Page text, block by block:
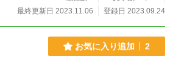
最終更新日 2023.11.06
登録日 2023.09.24
お気に入り追加 2